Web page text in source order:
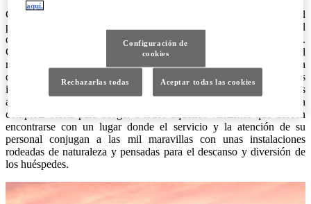
Con una posición privilegiada frente al mar con acceso directo al
paseo marítimo, el hotel Sheraton La Caleta Resort & Spa es el
destino perfecto para unas vacaciones en compañía de la familia.
Con una temperatura media de 23 grados durante todo el año, el
resort, rodeado de naturaleza tropical, brinda una completísima lista
de actividades y servicios a disposición de sus huéspedes en sus
instalaciones. Enclavado en uno de los rincones naturales más
atractivos de la isla de Tenerife, el complejo cuenta este año con una
completa oferta para acoger a todos aquellos visitantes que deseen
encontrarse con un lugar donde el servicio y la atención de su
personal conjugan a las mil maravillas con unas instalaciones
rodeadas de naturaleza y pensadas para el descanso y diversión de
los huéspedes.
aquí.
Configuración de
cookies
Rechazarlas todas Aceptar todas las cookies